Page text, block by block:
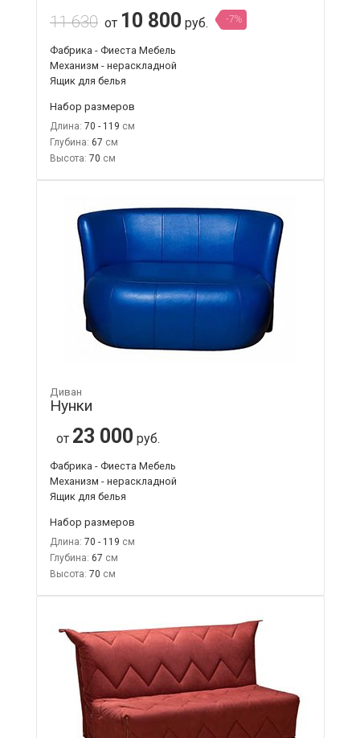
11 630 от 10 800 руб. -7%
Фабрика - Фиеста Мебель
Механизм - нераскладной
Ящик для белья
Набор размеров
Длина: 70 - 119
Глубина: 67
Высота: 70
Диван
Нунки
от 23 000 руб.
Фабрика - Фиеста Мебель
Механизм - нераскладной
Ящик для белья
Набор размеров
Длина: 70 - 119
Глубина: 67
Высота: 70